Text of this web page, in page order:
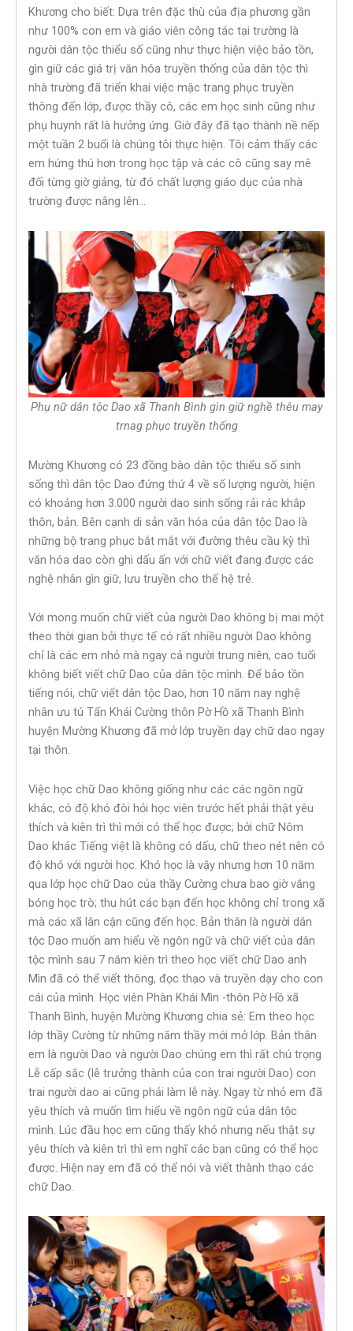
Khương cho biết: Dựa trên đặc thù của địa phương gần
như 100% con em và giáo viên công tác tại trường là
người dân tộc thiểu số cũng như thực hiện việc bảo tồn,
gìn giữ các giá trị văn hóa truyền thống của dân tộc thì
nhà trường đã triển khai việc mặc trang phục truyền
thông đến lớp, được thầy cô, các em học sinh cũng như
phụ huynh rất là hưởng ứng. Giờ đây đã tạo thành nề nếp
một tuần 2 buổi là chúng tôi thực hiện. Tôi cảm thấy các
em hứng thú hơn trong học tập và các cô cũng say mê
đối từng giờ giảng, từ đó chất lượng giáo dục của nhà
trường được nâng lên…
Phụ nữ dân tộc Dao xã Thanh Bình gìn giữ nghề thêu may
trnag phục truyền thống
Mường Khương có 23 đồng bào dân tộc thiểu số sinh
sống thì dân tộc Dao đứng thứ 4 về số lượng người, hiện
có khoảng hơn 3.000 người dao sinh sống rải rác khắp
thôn, bản. Bên cạnh di sản văn hóa của dân tộc Dao là
những bộ trang phục bắt mắt với đường thêu cầu kỳ thì
văn hóa dao còn ghi dấu ấn với chữ viết đang được các
nghệ nhân gìn giữ, lưu truyền cho thế hệ trẻ.
Với mong muốn chữ viết của người Dao không bị mai một
theo thời gian bởi thực tế có rất nhiều người Dao không
chỉ là các em nhỏ mà ngay cả người trung niên, cao tuổi
không biết viết chữ Dao của dân tộc mình. Để bảo tồn
tiếng nói, chữ viết dân tộc Dao, hơn 10 năm nay nghệ
nhân ưu tú Tẩn Khái Cường thôn Pờ Hồ xã Thanh Bình
huyện Mường Khương đã mở lớp truyền dạy chữ dao ngay
tại thôn.
Việc học chữ Dao không giống như các các ngôn ngữ
khác, có độ khó đòi hỏi học viên trước hết phải thật yêu
thích và kiên trì thì mới có thể học được; bởi chữ Nôm
Dao khác Tiếng việt là không có dấu, chữ theo nét nên có
độ khó với người học. Khó học là vậy nhưng hơn 10 năm
qua lớp học chữ Dao của thầy Cường chưa bao giờ vắng
bóng học trò; thu hút các bạn đến học không chỉ trong xã
mà các xã lân cận cũng đến học. Bản thân là người dân
tộc Dao muốn am hiểu về ngôn ngữ và chữ viết của dân
tộc mình sau 7 năm kiên trì theo học viết chữ Dao anh
Mìn đã có thể viết thông, đọc thạo và truyền dạy cho con
cái của mình. Học viên Phàn Khái Mìn -thôn Pờ Hồ xã
Thanh Bình, huyện Mường Khương chia sẻ: Em theo học
lớp thầy Cường từ những năm thầy mới mở lớp. Bản thân
em là người Dao và người Dao chúng em thì rất chú trọng
Lễ cấp sắc (lễ trưởng thành của con trai người Dao) con
trai người dao ai cũng phải làm lễ này. Ngay từ nhỏ em đã
yêu thích và muốn tìm hiểu về ngôn ngữ của dân tộc
mình. Lúc đầu học em cũng thấy khó nhưng nếu thật sự
yêu thích và kiên trì thì em nghĩ các bạn cũng có thể học
được. Hiện nay em đã có thể nói và viết thành thạo các
chữ Dao.